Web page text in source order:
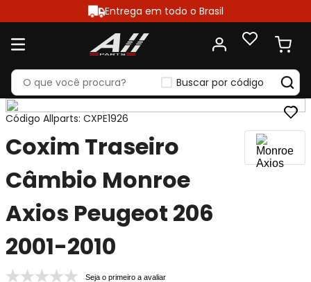
Entrega em todo o Brasil
Buscar por código
Código Allparts: CXPE1926
Coxim Traseiro
Câmbio Monroe
Axios Peugeot 206
2001-2010
Seja o primeiro a avaliar